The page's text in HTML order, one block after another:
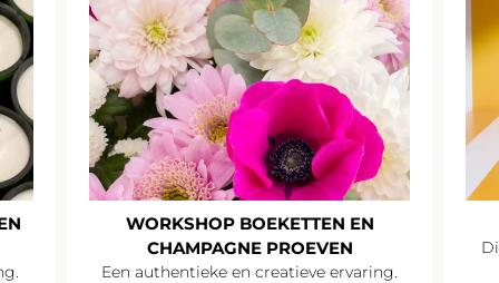
WORKSHOP BOEKETTEN EN
CHAMPAGNE PROEVEN
Een authentieke en creatieve ervaring.